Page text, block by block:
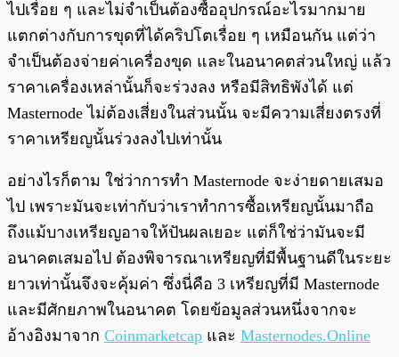
ไปเรื่อย ๆ และไม่จำเป็นต้องซื้ออุปกรณ์อะไรมากมาย
แตกต่างกับการขุดที่ได้คริปโตเรื่อย ๆ เหมือนกัน แต่ว่า
จำเป็นต้องจ่ายค่าเครื่องขุด และในอนาคตส่วนใหญ่ แล้ว
ราคาเครื่องเหล่านั้นก็จะร่วงลง หรือมีสิทธิพังได้ แต่
Masternode ไม่ต้องเสี่ยงในส่วนนั้น จะมีความเสี่ยงตรงที่
ราคาเหรียญนั้นร่วงลงไปเท่านั้น
อย่างไรก็ตาม ใช่ว่าการทำ Masternode จะง่ายดายเสมอ
ไป เพราะมันจะเท่ากับว่าเราทำการซื้อเหรียญนั้นมาถือ
ถึงแม้บางเหรียญอาจให้ปันผลเยอะ แต่ก็ใช่ว่ามันจะมี
อนาคตเสมอไป ต้องพิจารณาเหรียญที่มีพื้นฐานดีในระยะ
ยาวเท่านั้นจึงจะคุ้มค่า ซึ่งนี่คือ 3 เหรียญที่มี Masternode
และมีศักยภาพในอนาคต โดยข้อมูลส่วนหนึ่งจากจะ
อ้างอิงมาจาก Coinmarketcap และ Masternodes.Online